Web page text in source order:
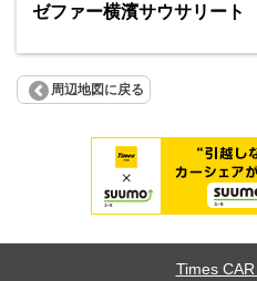
ゼファー横濱サウサリート
周辺地図に戻る
Times